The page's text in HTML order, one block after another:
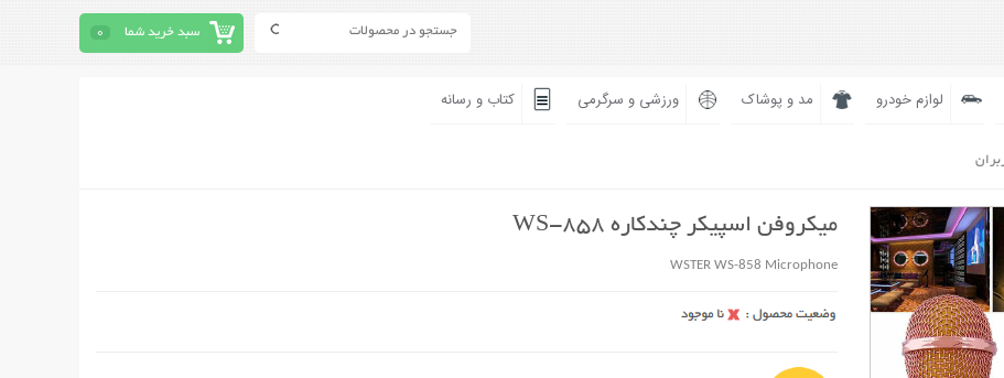
سبد خرید شما 0
لوازم خودرو مد و پوشاک ورزشی و سرگرمی کتاب و رسانه
میکروفن اسپیکر چندکاره WS-858
WSTER WS-858 Microphone